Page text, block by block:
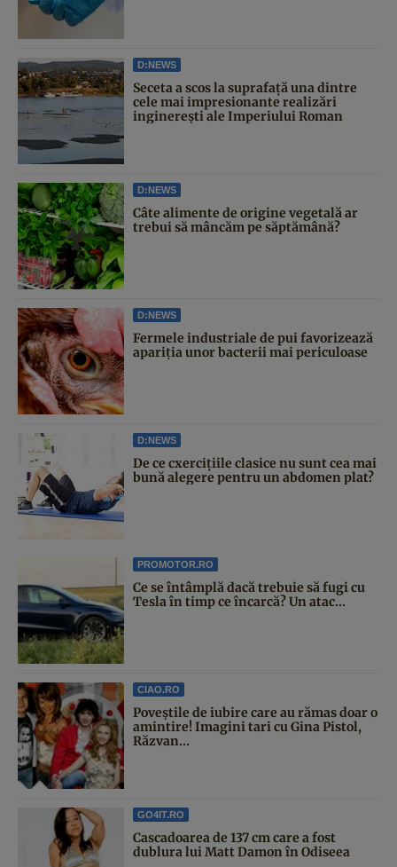
D:NEWS
Seceta a scos la suprafață una dintre
cele mai impresionante realizări
inginerești ale Imperiului Roman
D:NEWS
Câte alimente de origine vegetală ar
trebui să mâncăm pe săptămână?
D:NEWS
Fermele industriale de pui favorizează
apariția unor bacterii mai periculoase
D:NEWS
De ce cxercițiile clasice nu sunt cea mai
bună alegere pentru un abdomen plat?
PROMOTOR.RO
Ce se întâmplă dacă trebuie să fugi cu
Tesla în timp ce încarcă? Un atac...
CIAO.RO
Poveştile de iubire care au rămas doar o
amintire! Imagini tari cu Gina Pistol,
Răzvan...
GO4IT.RO
Cascadoarea de 137 cm care a fost
dublura lui Matt Damon în Odiseea